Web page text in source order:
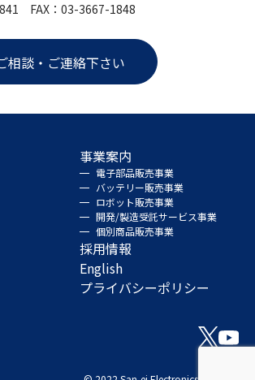
FAX：03-3667-1848
相談・ご連絡下さい
事業案内
電子部品販売事業
バッテリー販売事業
ロボット販売事業
開発/製造受託サービス事業
個別商品販売事業
採用情報
English
プライバシーポリシー